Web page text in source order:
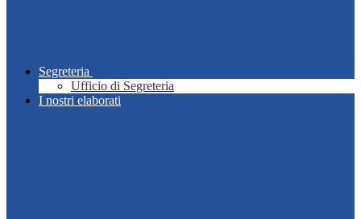
Segreteria
Ufficio di Segreteria
I nostri elaborati